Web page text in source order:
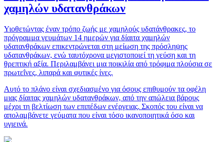
χαμηλών υδατανθράκων
Υιοθετώντας έναν τρόπο ζωής με χαμηλούς υδατάνθρακες, το
πρόγραμμα γευμάτων 14 ημερών για δίαιτα χαμηλών
υδατανθράκων επικεντρώνεται στη μείωση της πρόσληψης
υδατανθράκων, ενώ ταυτόχρονα μεγιστοποιεί τη γεύση και τη
θρεπτική αξία. Περιλαμβάνει μια ποικιλία από τρόφιμα πλούσια σε
πρωτεΐνες, λιπαρά και φυτικές ίνες.
Αυτό το πλάνο είναι σχεδιασμένο για όσους επιθυμούν τα οφέλη
μιας δίαιτας χαμηλών υδατανθράκων, από την απώλεια βάρους
μέχρι τη βελτίωση των επιπέδων ενέργειας. Σκοπός του είναι να
απολαμβάνετε γεύματα που είναι τόσο ικανοποιητικά όσο και
υγιεινά.